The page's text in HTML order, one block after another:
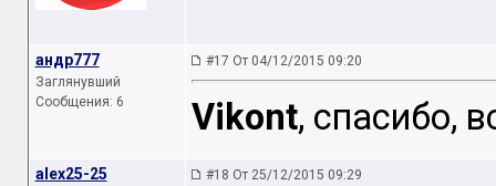
андр777
Заглянувший
Сообщения: 6
#17 От 04/12/2015 09:20
Vikont, спасибо,
alex25-25 #18 От 25/12/2015 09:29